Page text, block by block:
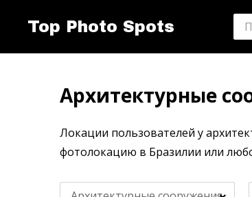
Top Photo Spots
Архитектурные
Локации пользователей у
фотолокацию в Бразилии или